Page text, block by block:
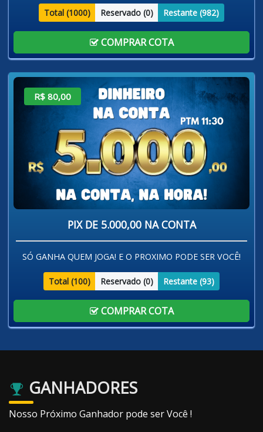
Total (1000) Reservado (0) Restante (982)
COMPRAR COTA
R$ 80,00
PIX DE 5.000,00 NA CONTA
SÓ GANHA QUEM JOGA! E O PROXIMO PODE SER VOCÊ!
Total (100) Reservado (0) Restante (93)
COMPRAR COTA
GANHADORES
Nosso Próximo Ganhador pode ser Você !